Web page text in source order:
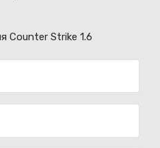
Counter Strike 1.6